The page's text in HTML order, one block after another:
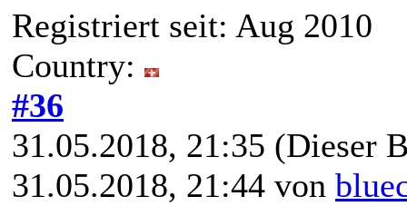
Registriert seit: Aug 2010
Country:
#36
31.05.2018, 21:35 (Dieser
31.05.2018, 21:44 von